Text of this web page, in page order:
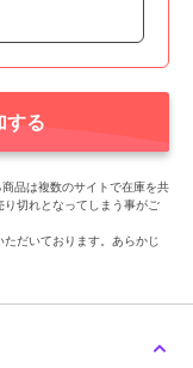
SALE
アルテミス by ダイアナ
ズ】スクエアトゥバレエ
シューズ
¥ 6,930
する
品は複数のサイトで在庫を共
切れとなってしまう事がご
だいております。あらかじ